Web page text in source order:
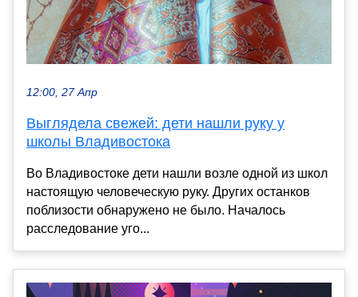
12:00, 27 Апр
Выглядела свежей: дети нашли руку у
школы Владивостока
Во Владивостоке дети нашли возле одной из школ
настоящую человеческую руку. Других останков
поблизости обнаружено не было. Началось
расследование уго...